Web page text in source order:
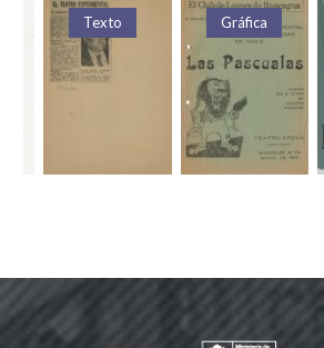
Texto Gráfica